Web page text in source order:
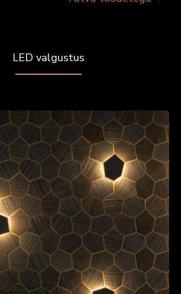
LED valgustus